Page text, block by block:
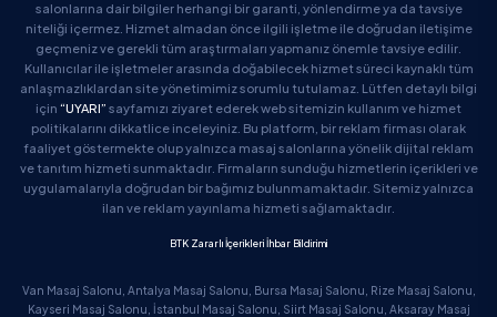
salonlarına dair bilgiler herhangi bir garanti, yönlendirme ya da tavsiye
niteliği içermez. Hizmet almadan önce ilgili işletme ile doğrudan iletişime
geçmeniz ve gerekli tüm araştırmaları yapmanız önemle tavsiye edilir.
Kullanıcılar ile işletmeler arasında doğabilecek hizmet süreci kaynaklı tüm
anlaşmazlıklardan site yönetimimiz sorumlu tutulamaz. Lütfen detaylı bilgi
için “UYARI” sayfamızı ziyaret ederek web sitemizin kullanım ve hizmet
politikalarını dikkatlice inceleyiniz. Bu platform, bir reklam firması olarak
faaliyet göstermekte olup yalnızca masaj salonlarına yönelik dijital reklam
ve tanıtım hizmeti sunmaktadır. Firmaların sunduğu hizmetlerin içerikleri ve
uygulamalarıyla doğrudan bir bağımız bulunmamaktadır. Sitemiz yalnızca
ilan ve reklam yayınlama hizmeti sağlamaktadır.
BTK Zararlı İçerikleri İhbar Bildirimi
Van Masaj Salonu, Antalya Masaj Salonu, Bursa Masaj Salonu, Rize Masaj Salonu,
Kayseri Masaj Salonu, İstanbul Masaj Salonu, Siirt Masaj Salonu, Aksaray Masaj